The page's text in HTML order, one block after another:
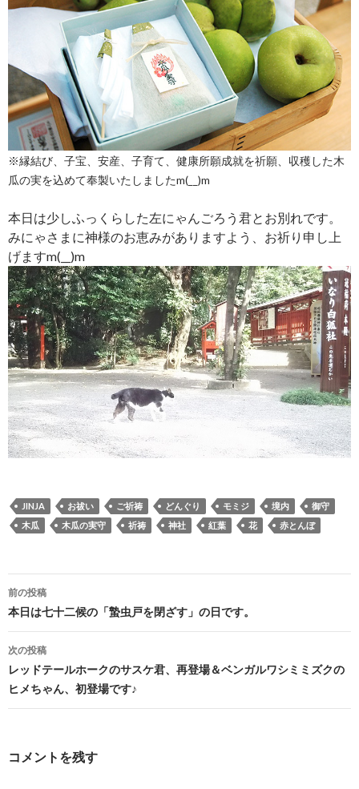
※縁結び、子宝、安産、子育て、健康所願成就を祈願、収穫した木
瓜の実を込めて奉製いたしましたm(__)m
本日は少しふっくらした左にゃんごろう君とお別れです。
みにゃさまに神様のお恵みがありますよう、お祈り申し上
げますm(__)m
JINJA お祓い ご祈祷 どんぐり モミジ 境内
御守
木瓜
木瓜の実守 祈祷 神社 紅葉 花 赤とんぼ
投
稿
ナ
ビ
ゲ
シ
前の投稿
本日は七十二候の「蟄虫戸を閉ざす」の日です。
次の投稿
レッドテールホークのサスケ君、再登場＆ベンガルワシミミズクの
ヒメちゃん、初登場です♪
コメントを残す